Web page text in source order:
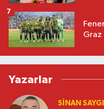
Graz
7
Yazarlar
SINAN SAYGI